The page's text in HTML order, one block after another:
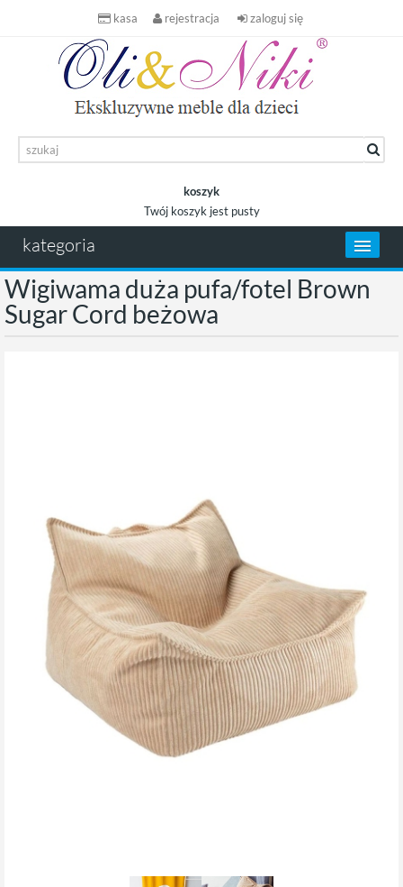
kasa rejestracja zaloguj się
koszyk
Twój koszyk jest pusty
kategoria
Wigiwama duża pufa/fotel Brown
Sugar Cord beżowa